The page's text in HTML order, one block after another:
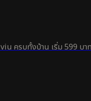
ครบทั้งบ้าน เริ่ม 599 บา